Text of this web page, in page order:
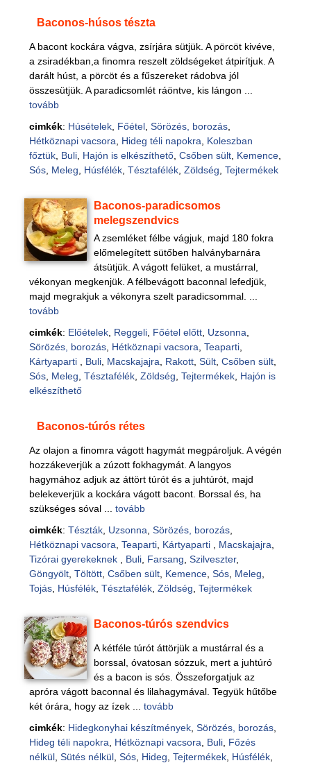
Baconos-húsos tészta
A bacont kockára vágva, zsírjára sütjük. A pörcöt kivéve,
a zsiradékban,a finomra reszelt zöldségeket átpirítjuk. A
darált húst, a pörcöt és a fűszereket rádobva jól
összesütjük. A paradicsomlét ráöntve, kis lángon ...
tovább
cimkék: Húsételek, Főétel, Sörözés, borozás,
Hétköznapi vacsora
Hideg téli napokra
Koleszban
főztük, Buli, Hajón is elkészíthető, Csőben sült, Kemence,
Sós, Meleg Húsfélék, Tésztafélék, Zöldség Tejtermékek
Baconos-paradicsomos
melegszendvics
A zsemléket félbe vágjuk, majd 180 fokra
előmelegített sütőben halványbarnára
átsütjük. A vágott felüket, a mustárral,
vékonyan megkenjük. A félbevágott baconnal lefedjük,
majd megrakjuk a vékonyra szelt paradicsommal. ...
tovább
cimkék: Előételek, Reggeli, Főétel előtt, Uzsonna
Sörözés, borozás, Hétköznapi vacsora Teaparti,
Kártyaparti
Buli, Macskajajra Rakott, Sült, Csőben sült,
Sós, Meleg Tésztafélék, Zöldség Tejtermékek, Hajón is
elkészíthető
Baconos-túrós rétes
Az olajon a finomra vágott hagymát megpároljuk. A végén
hozzákeverjük a zúzott fokhagymát. A langyos
hagymához adjuk az áttört túrót és a juhtúrót, majd
belekeverjük a kockára vágott bacont. Borssal és, ha
szükséges sóval ... tovább
cimkék: Tészták, Uzsonna Sörözés, borozás,
Hétköznapi vacsora Teaparti, Kártyaparti Macskajajra
Tizórai gyerekeknek
Buli, Farsang Szilveszter,
Göngyölt, Töltött, Csőben sült, Kemence, Sós, Meleg
Tojás, Húsfélék, Tésztafélék, Zöldség Tejtermékek
Baconos-túrós szendvics
A kétféle túrót áttörjük a mustárral és a
borssal, óvatosan sózzuk, mert a juhtúró
és a bacon is sós. Összeforgatjuk az
apróra vágott baconnal és lilahagymával. Tegyük hűtőbe
két órára, hogy az ízek ... tovább
cimkék: Hidegkonyhai készítmények, Sörözés, borozás,
Hideg téli napokra
Hétköznapi vacsora Buli, Főzés
nélkül, Sütés nélkül, Sós, Hideg Tejtermékek, Húsfélék,